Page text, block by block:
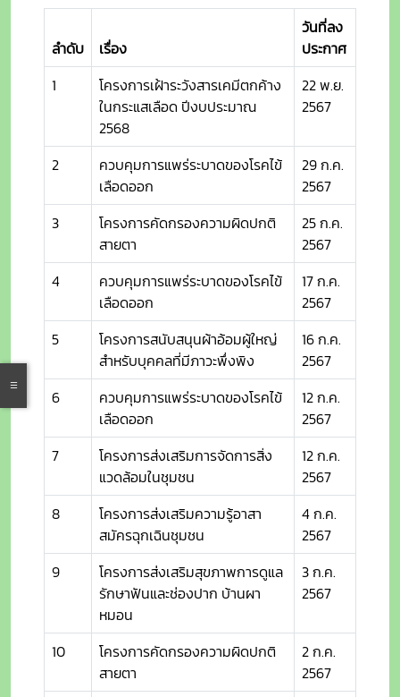
ลำดับ เรื่อง
วันที่ลง
ประกาศ
1
โครงการเฝ้าระวังสารเคมีตกค้าง
ในกระแสเลือด ปีงบประมาณ
2568
22 พ.ย.
2567
2
ควบคุมการแพร่ระบาดของโรคไข้
เลือดออก
29 ก.ค.
2567
3
โครงการคัดกรองความผิดปกติ
สายตา
25 ก.ค.
2567
4
ควบคุมการแพร่ระบาดของโรคไข้
เลือดออก
17 ก.ค.
2567
5
โครงการสนับสนุนผ้าอ้อมผู้ใหญ่
สำหรับบุคคลที่มีภาวะพึ่งพิง
16 ก.ค.
2567
6
ควบคุมการแพร่ระบาดของโรคไข้
เลือดออก
12 ก.ค.
2567
7
โครงการส่งเสริมการจัดการสิ่ง
แวดล้อมในชุมชน
12 ก.ค.
2567
8
โครงการส่งเสริมความรู้อาสา
สมัครฉุกเฉินชุมชน
4 ก.ค.
2567
9
โครงการส่งเสริมสุขภาพการดูแล
รักษาฟันและช่องปาก บ้านผา
หมอน
3 ก.ค.
2567
10
โครงการคัดกรองความผิดปกติ
สายตา
2 ก.ค.
2567